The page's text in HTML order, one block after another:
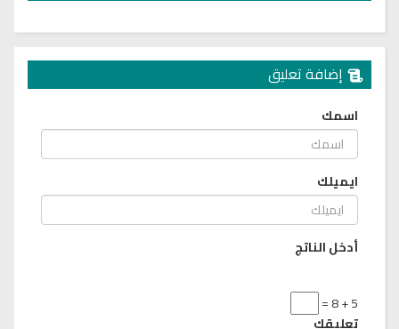
إضافة تعليق
اسمك
ايميلك
أدخل الناتج
5 + 8 =
تعليقك